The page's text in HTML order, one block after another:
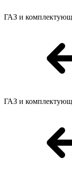
ГАЗ и
ГАЗ и